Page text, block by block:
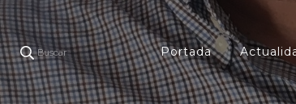
Buscar Portada